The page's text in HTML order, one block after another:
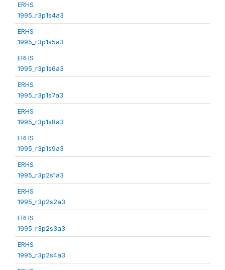
ERHS
1995_r3p1s4a3
ERHS
1995_r3p1s5a3
ERHS
1995_r3p1s6a3
ERHS
1995_r3p1s7a3
ERHS
1995_r3p1s8a3
ERHS
1995_r3p1s9a3
ERHS
1995_r3p2s1a3
ERHS
1995_r3p2s2a3
ERHS
1995_r3p2s3a3
ERHS
1995_r3p2s4a3